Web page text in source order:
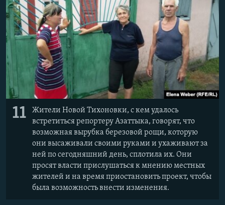
11
Жители Новой Тихоновки, с кем удалось
встретиться репортеру Азаттыка, говорят, что
возможная вырубка березовой рощи, которую
они высаживали своими руками и ухаживают за
ней по сегодняшний день, сплотила их. Они
просят власти прислушаться к мнению местных
жителей и на время приостановить проект, чтобы
была возможность внести изменения.